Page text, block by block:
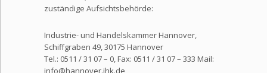
zuständige Aufsichtsbehörde:
Industrie- und Handelskammer Hannover,
Schiffgraben 49, 30175 Hannover
Tel.: 0511 / 31 07 – 0, Fax: 0511 / 31 07 – 333 Mail:
info@hannover.ihk.de